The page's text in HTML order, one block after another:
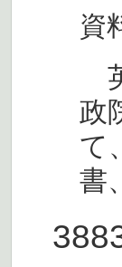
資
政
て
書